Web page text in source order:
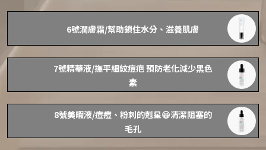
6號潤膚霜/幫助鎖住水分、滋養肌膚
7號精華液/撫平細紋痘疤 預防老化減少黑色
素
8號美暇液/痘痘、粉刺的剋星😃清潔阻塞的
毛孔